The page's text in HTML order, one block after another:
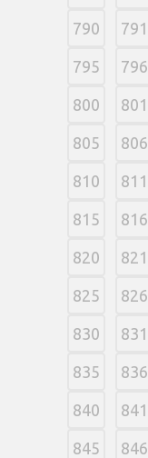
790 791
795 796
800 801
805 806
810 811
815 816
820 821
825 826
830 831
835 836
840 841
845 846